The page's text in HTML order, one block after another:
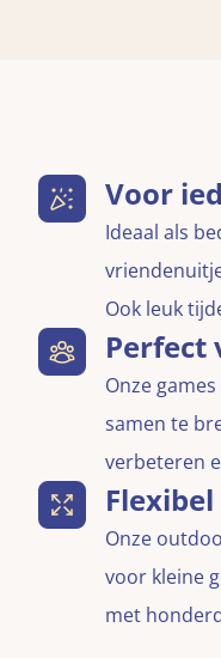
Voor
Ideaal als
Ook leuk
Perfect
Onze
samen te
verbeteren
Onze
voor kleine
met